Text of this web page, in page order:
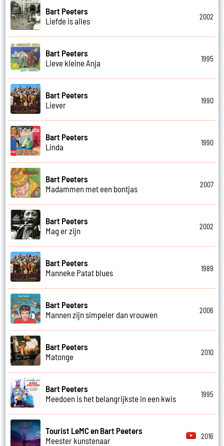
Bart Peeters
Liefde is alles
2002
Bart Peeters
Lieve kleine Anja
1995
Bart Peeters
Liever
1990
Bart Peeters
Linda
1990
Bart Peeters
Madammen met een bontjas
2007
Bart Peeters
Mag er zijn
2002
Bart Peeters
Manneke Patat blues
1989
Bart Peeters
Mannen zijn simpeler dan vrouwen
2006
Bart Peeters
Matonge
2010
Bart Peeters
Meedoen is het belangrijkste in een kwis
1995
Tourist LeMC en Bart Peeters
Meester kunstenaar
2016